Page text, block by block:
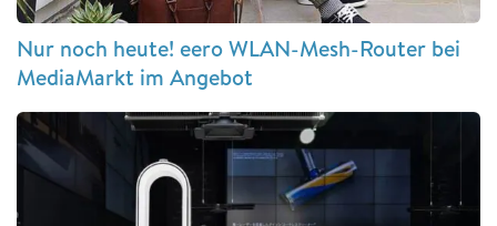
Nur noch heute! eero WLAN-Mesh-Router bei
MediaMarkt im Angebot